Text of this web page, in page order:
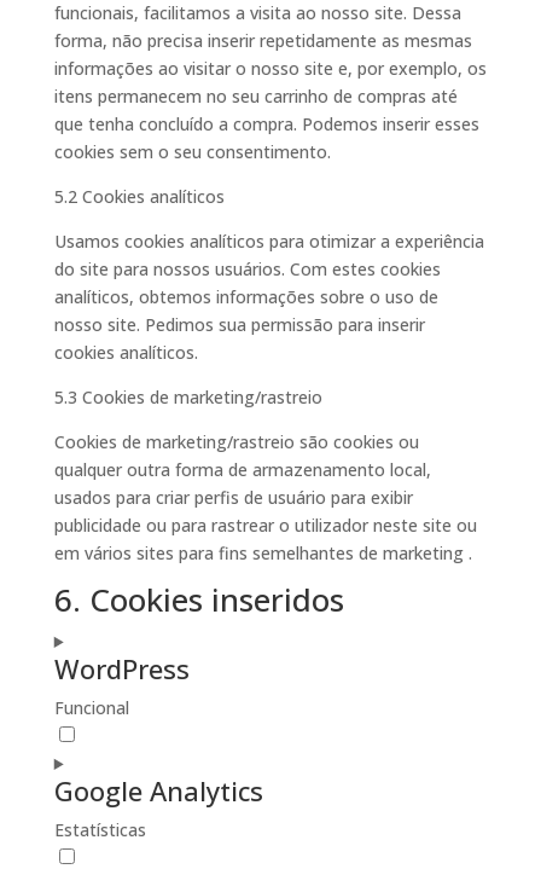
funcionais, facilitamos a visita ao nosso site. Dessa
forma, não precisa inserir repetidamente as mesmas
informações ao visitar o nosso site e, por exemplo, os
itens permanecem no seu carrinho de compras até
que tenha concluído a compra. Podemos inserir esses
cookies sem o seu consentimento.
5.2 Cookies analíticos
Usamos cookies analíticos para otimizar a experiência
do site para nossos usuários. Com estes cookies
analíticos, obtemos informações sobre o uso de
nosso site. Pedimos sua permissão para inserir
cookies analíticos.
5.3 Cookies de marketing/rastreio
Cookies de marketing/rastreio são cookies ou
qualquer outra forma de armazenamento local,
usados para criar perfis de usuário para exibir
publicidade ou para rastrear o utilizador neste site ou
em vários sites para fins semelhantes de marketing .
6. Cookies inseridos
WordPress
Funcional
Consent
to
service
wordpress
Google Analytics
Estatísticas
Consent